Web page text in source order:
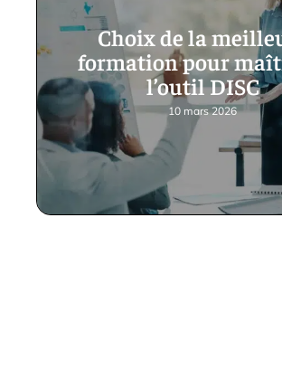
Choix de la
formation pour
l’outil DISC
10 mars 2026